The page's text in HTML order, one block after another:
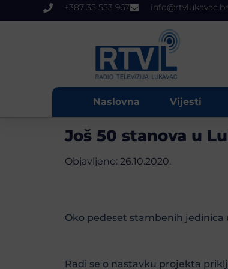
+387 35 553 967
Naslovna Vijesti
Još 50 stanova u
Objavljeno: 26.10.2020.
Oko pedeset stambenih
Radi se o nastavku projekta